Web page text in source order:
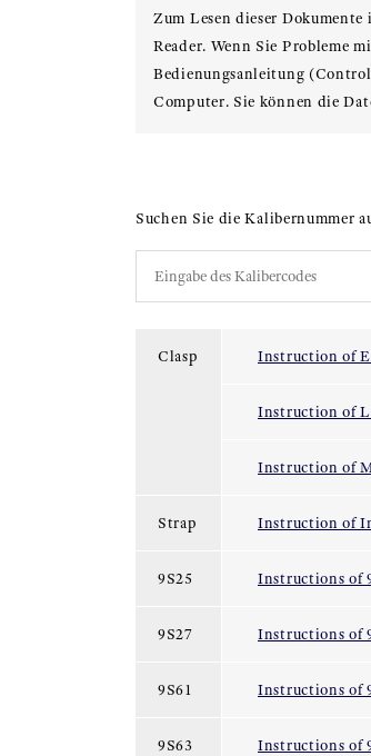
Zum Lesen dieser
Reader. Wenn Sie Probleme
Bedienungsanleitung
Computer. Sie können die
Suchen Sie die Kalibernummer
Clasp Instruction of
Instruction of
Instruction of
Strap Instruction of
9S25 Instructions of
9S27 Instructions of
9S61 Instructions of
9S63 Instructions of